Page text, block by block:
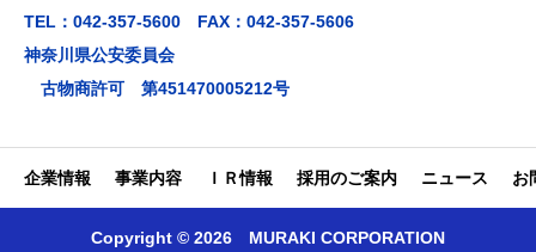
TEL：042-357-5600 FAX：042-357-5606
神奈川県公安委員会
古物商許可 第451470005212号
企業情報 事業内容 ＩＲ情報 採用のご案内 ニュース お
Copyright © 2026 MURAKI CORPORATION